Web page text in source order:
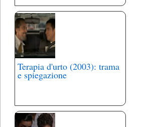
Terapia d'urto (2003): trama
e spiegazione